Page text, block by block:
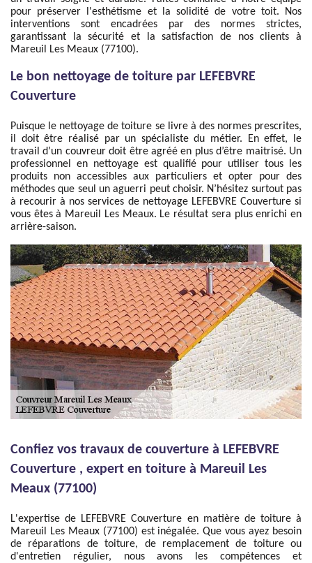
pour préserver l'esthétisme et la solidité de votre toit. Nos
interventions sont encadrées par des normes strictes,
garantissant la sécurité et la satisfaction de nos clients à
Mareuil Les Meaux (77100).
Le bon nettoyage de toiture par LEFEBVRE
Couverture
Puisque le nettoyage de toiture se livre à des normes prescrites,
il doit être réalisé par un spécialiste du métier. En effet, le
travail d’un couvreur doit être agréé en plus d’être maitrisé. Un
professionnel en nettoyage est qualifié pour utiliser tous les
produits non accessibles aux particuliers et opter pour des
méthodes que seul un aguerri peut choisir. N’hésitez surtout pas
à recourir à nos services de nettoyage LEFEBVRE Couverture si
vous êtes à Mareuil Les Meaux. Le résultat sera plus enrichi en
arrière-saison.
Confiez vos travaux de couverture à LEFEBVRE
Couverture , expert en toiture à Mareuil Les
Meaux (77100)
L'expertise de LEFEBVRE Couverture en matière de toiture à
Mareuil Les Meaux (77100) est inégalée. Que vous ayez besoin
de réparations de toiture, de remplacement de toiture ou
d'entretien régulier, nous avons les compétences et